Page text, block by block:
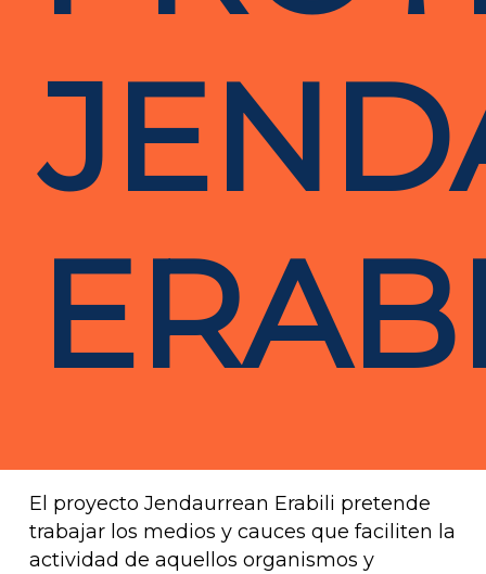
El proyecto Jendaurrean Erabili pretende
trabajar los medios y cauces que faciliten la
actividad de aquellos organismos y